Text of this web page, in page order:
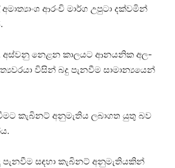
ආරංචි මාර්ග උපුටා දක්වමින්
අස්වනු නෙළන කාලයට ආනයනික අල-
විසින් බදු පැනවීම සාමාන්‍යයෙන්
කැබිනට් අනුමැතිය ලබාගත යුතු බව
පැනවීම සඳහා කැබිනට් අනුමැතියකින්